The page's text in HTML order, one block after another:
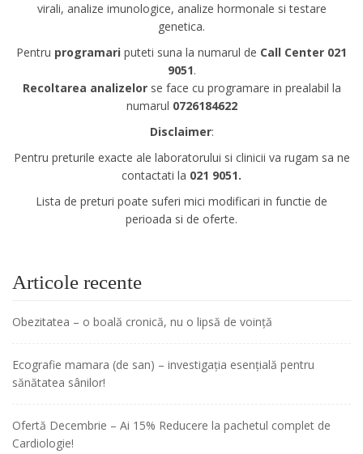
virali, analize imunologice, analize hormonale si testare
genetica.
Pentru programari puteti suna la numarul de Call Center 021
9051.
Recoltarea analizelorse face cu programare in prealabil la
numarul 0726184622
Disclaimer:
Pentru preturile exacte ale laboratorului si clinicii va rugam sa ne
contactati la 021 9051.
Lista de preturi poate suferi mici modificari in functie de
perioada si de oferte.
Articole recente
Obezitatea – o boală cronică, nu o lipsă de voință
Ecografie mamara (de san) – investigația esențială pentru
sănătatea sânilor!
Ofertă Decembrie – Ai 15% Reducere la pachetul complet de
Cardiologie!